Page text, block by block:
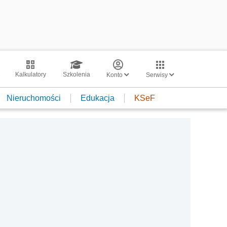
Kalkulatory Szkolenia Konto Serwisy
Nieruchomości Edukacja KSeF